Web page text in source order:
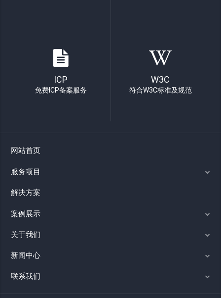
ICP
免费ICP备案服务
W3C
符合W3C标准及规范
网站首页
服务项目
解决方案
案例展示
关于我们
新闻中心
联系我们